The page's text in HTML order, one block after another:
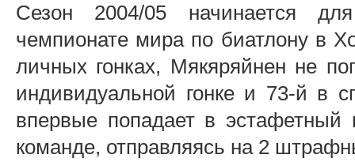
Сезон 2004/05 начинается
чемпионате мира по биатлону в
личных гонках, Мякяряйнен не
индивидуальной гонке и 73-й в
впервые попадает в эстафетный
команде, отправляясь на 2